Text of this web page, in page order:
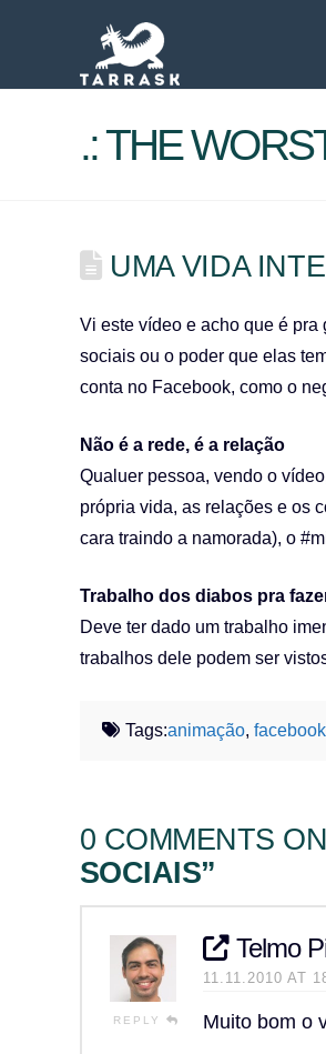
.: THE
UMA VIDA
Vi este vídeo e acho que é pra
sociais ou o poder que elas
conta no Facebook, como o
Não é a rede, é a relação
Qualuer pessoa, vendo o
própria vida, as relações e os
cara traindo a namorada), o
Trabalho dos diabos pra
Deve ter dado um trabalho
trabalhos dele podem ser
Tags:animação, facebook
0 COMMENTS ON
SOCIAIS”
REPLY
Telmo
11.11.2010 AT
Muito bom o